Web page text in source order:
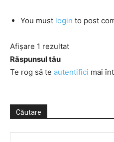
You must login to post
Afișare 1 rezultat
Răspunsul tău
Te rog să te autentifici mai
Căutare